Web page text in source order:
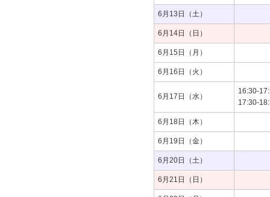
6月13日（土）
6月14日（日）
6月15日（月）
6月16日（火）
6月17日（水）
16:30-
17:30-
6月18日（木）
6月19日（金）
6月20日（土）
6月21日（日）